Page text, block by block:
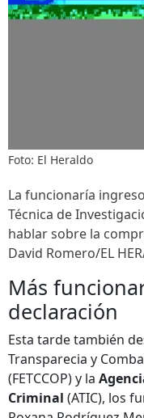
Foto: El Heraldo
La funcionaría
Técnica de
hablar sobre la
David Romero/EL
Más
declaración
Esta tarde también
Transparecia y
(FETCCOP) y la
Criminal (ATIC), los